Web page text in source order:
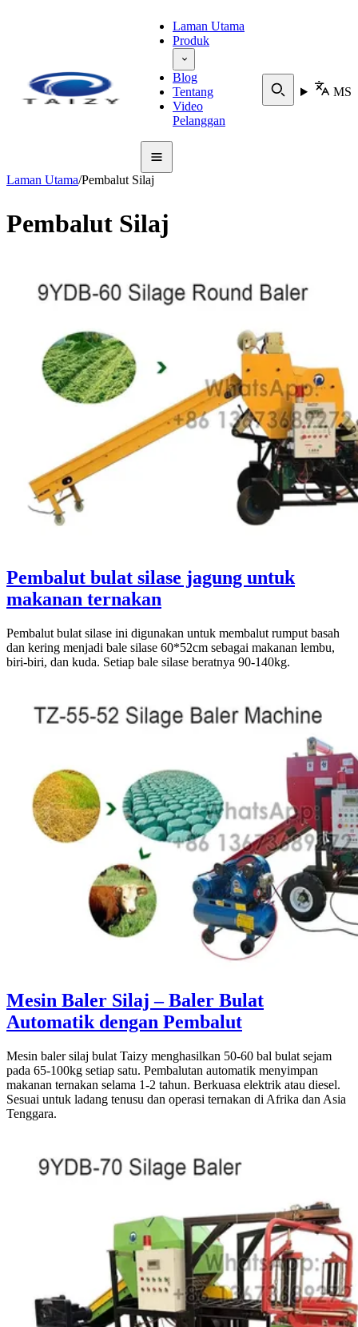
Laman Utama
Produk
Blog
Tentang
Video
Pelanggan
MS
Laman Utama/Pembalut Silaj
Pembalut Silaj
Pembalut bulat silase jagung untuk
makanan ternakan
Pembalut bulat silase ini digunakan untuk membalut rumput basah
dan kering menjadi bale silase 60*52cm sebagai makanan lembu,
biri-biri, dan kuda. Setiap bale silase beratnya 90-140kg.
Mesin Baler Silaj – Baler Bulat
Automatik dengan Pembalut
Mesin baler silaj bulat Taizy menghasilkan 50-60 bal bulat sejam
pada 65-100kg setiap satu. Pembalutan automatik menyimpan
makanan ternakan selama 1-2 tahun. Berkuasa elektrik atau diesel.
Sesuai untuk ladang tenusu dan operasi ternakan di Afrika dan Asia
Tenggara.